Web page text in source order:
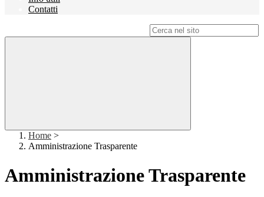
Contatti
Home >
Amministrazione Trasparente
Amministrazione Trasparente